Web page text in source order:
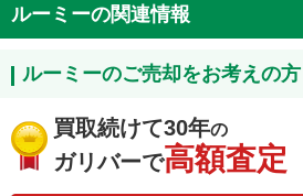
ルーミーの関連情報
ルーミーのご売却をお考えの方
買取続けて30年の
ガリバーで高額査定